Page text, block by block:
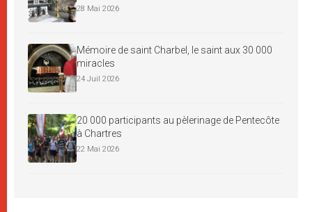
28 Mai 2026
Mémoire de saint Charbel, le saint aux 30 000
miracles
24 Juil 2026
20 000 participants au pèlerinage de Pentecôte
à Chartres
22 Mai 2026